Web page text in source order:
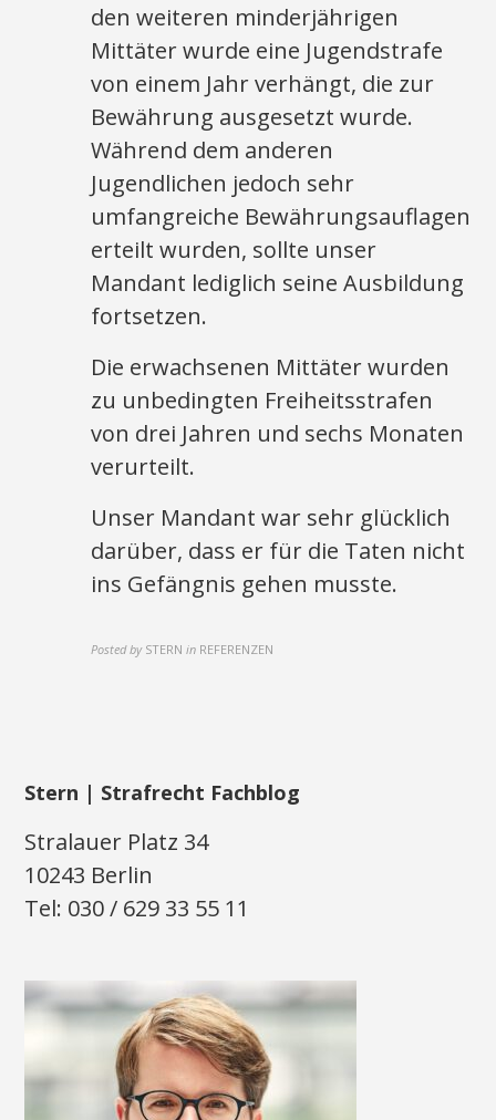
den weiteren minderjährigen
Mittäter wurde eine Jugendstrafe
von einem Jahr verhängt, die zur
Bewährung ausgesetzt wurde.
Während dem anderen
Jugendlichen jedoch sehr
umfangreiche Bewährungsauflagen
erteilt wurden, sollte unser
Mandant lediglich seine Ausbildung
fortsetzen.
Die erwachsenen Mittäter wurden
zu unbedingten Freiheitsstrafen
von drei Jahren und sechs Monaten
verurteilt.
Unser Mandant war sehr glücklich
darüber, dass er für die Taten nicht
ins Gefängnis gehen musste.
Posted by STERN in REFERENZEN
Stern | Strafrecht Fachblog
Stralauer Platz 34
10243 Berlin
Tel: 030 / 629 33 55 11